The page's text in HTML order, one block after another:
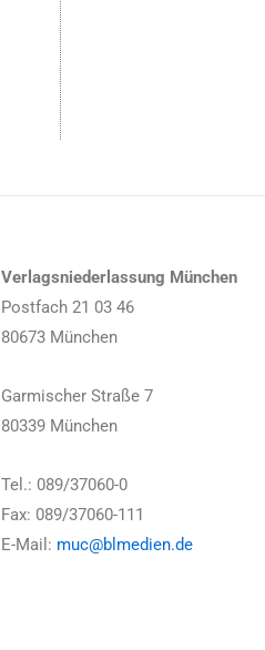
Verlagsniederlassung München
Postfach 21 03 46
80673 München
Garmischer Straße 7
80339 München
Tel.: 089/37060-0
Fax: 089/37060-111
E-Mail: muc@blmedien.de